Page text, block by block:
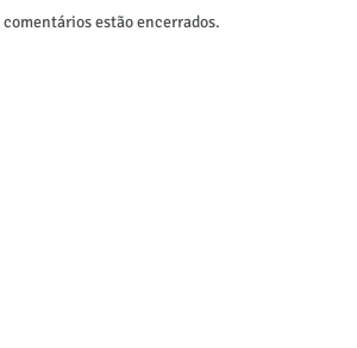
comentários estão encerrados.